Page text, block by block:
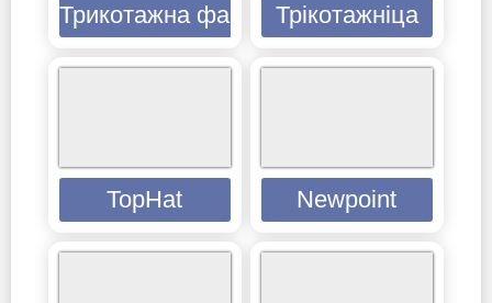
Трикотажна фабрика Гном
Трікотажніца
TopHat Newpoint